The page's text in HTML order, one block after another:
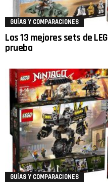
GUÍAS Y COMPARACIONES
Los 13 mejores sets de
prueba
GUÍAS Y COMPARACIONES